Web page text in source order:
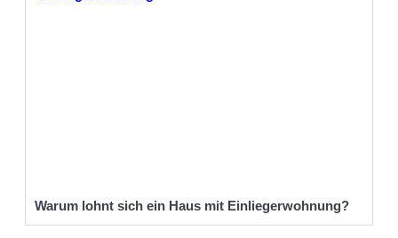
Warum lohnt sich ein Haus mit Einliegerwohnung?